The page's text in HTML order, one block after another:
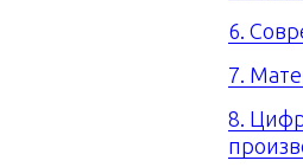
6.
7.
8.